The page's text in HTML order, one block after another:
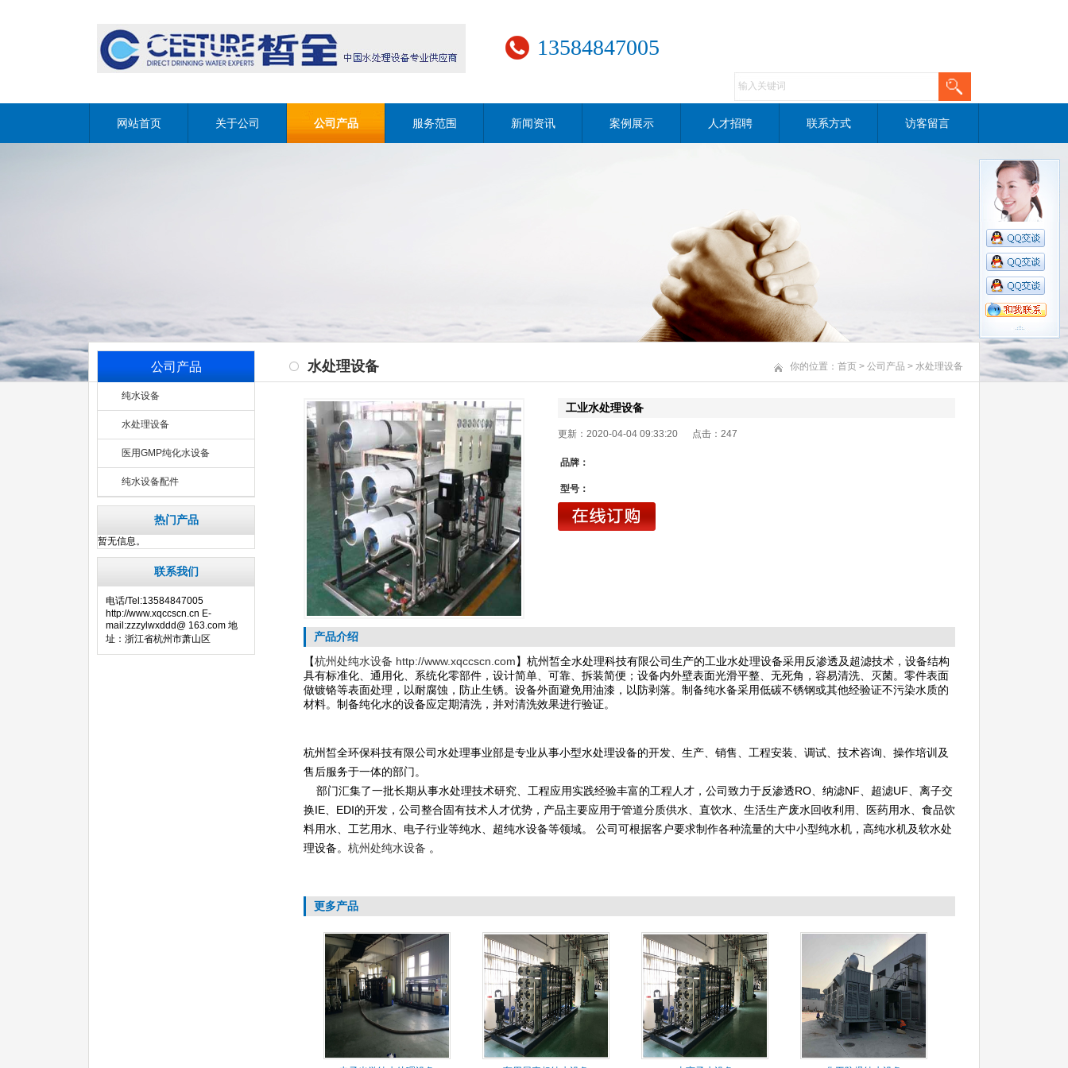
13584847005
网站首页 关于公司 公司产品 服务范围 新闻资讯 案例展示 人才招聘 联系方式 访客留言
1
公司产品
纯水设备
水处理设备
医用GMP纯化水设备
纯水设备配件
热门产品
暂无信息。
联系我们
电话/Tel:13584847005
http://www.xqccscn.cn E-
mail:zzzylwxddd@ 163.com 地
址：浙江省杭州市萧山区
水处理设备 你的位置： 首页 > 公司产品 > 水处理设备
工业水处理设备
更新：2020-04-04 09:33:20 点击： 247
品牌：
型号：
产品介绍
【杭州处纯水设备 http://www.xqccscn.com】 杭州皙全水处理科技有限公司生产的工业水处理设备采用反渗透及超滤技术，设备结构
具有标准化、通用化、系统化零部件，设计简单、可靠、拆装简便；设备内外壁表面光滑平整、无死角，容易清洗、灭菌。零件表面
做镀铬等表面处理，以耐腐蚀，防止生锈。设备外面避免用油漆，以防剥落。制备纯水备采用低碳不锈钢或其他经验证不污染水质的
材料。制备纯化水的设备应定期清洗，并对清洗效果进行验证。
杭州皙全环保科技有限公司水处理事业部是专业从事小型水处理设备的开发、生产、销售、工程安装、调试、技术咨询、操作培训及
售后服务于一体的部门。
部门汇集了一批长期从事水处理技术研究、工程应用实践经验丰富的工程人才，公司致力于反渗透RO 、纳滤NF 、超滤UF 、离子交
换IE EDI的开发，公司整合固有技术人才优势，产品主要应用于管道分质供水、直饮水、生活生产废水回收利用、医药用水、食品饮
料用水、工艺用水、电子行业等纯水、超纯水设备等领域。 公司可根据客户要求制作各种流量的大中小型纯水机，高纯水机及软水处
理设备。 杭州处纯水设备 。
更多产品